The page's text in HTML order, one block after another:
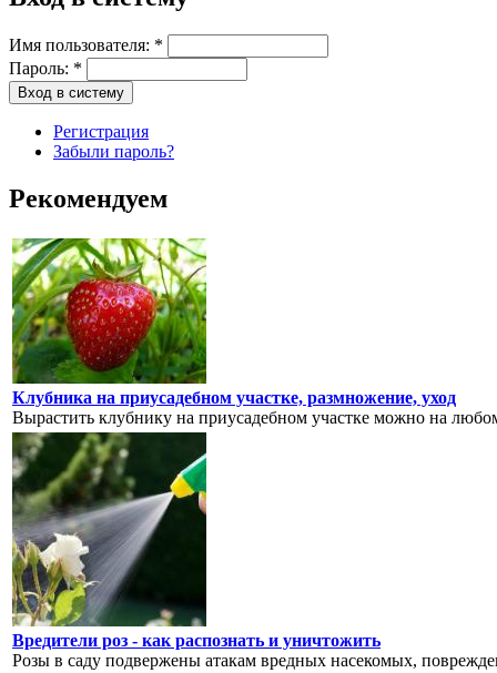
Имя пользователя: *
Пароль: *
Регистрация
Забыли пароль?
Рекомендуем
Клубника на приусадебном участке, размножение, уход
Вырастить клубнику на приусадебном участке можно на
Вредители роз - как распознать и уничтожить
Розы в саду подвержены атакам вредных насекомых,